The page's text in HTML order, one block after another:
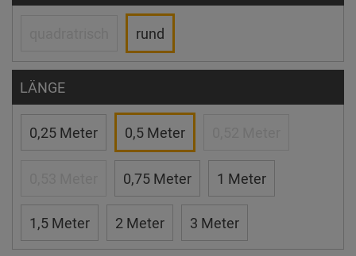
rund
LÄNGE
0,25 Meter 0,5 Meter
0,75 Meter 1 Meter
1,5 Meter 2 Meter 3 Meter